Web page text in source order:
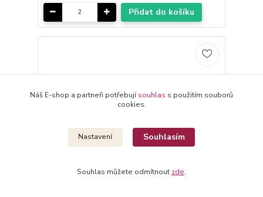
Přidat do košíku
Náš E-shop a partneři potřebujísouhlas s použitím souborů
cookies.
Nastavení Souhlasím
Souhlas můžete odmítnout zde.